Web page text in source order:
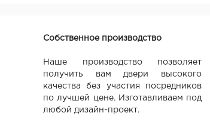
Собственное производство
Наше производство позволяет
получить вам двери высокого
качества без участия посредников
по лучшей цене. Изготавливаем под
любой дизайн-проект.